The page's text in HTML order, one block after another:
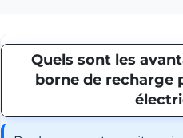
Quels sont les
borne de recharge